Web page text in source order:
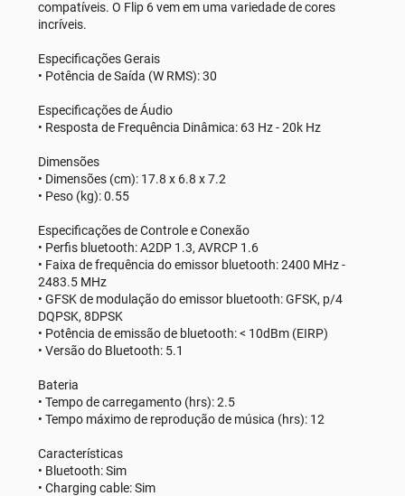
compatíveis. O Flip 6 vem em uma variedade de cores
incríveis.
Especificações Gerais
• Potência de Saída (W RMS): 30
Especificações de Áudio
• Resposta de Frequência Dinâmica: 63 Hz - 20k Hz
Dimensões
• Dimensões (cm): 17.8 x 6.8 x 7.2
• Peso (kg): 0.55
Especificações de Controle e Conexão
• Perfis bluetooth: A2DP 1.3, AVRCP 1.6
• Faixa de frequência do emissor bluetooth: 2400 MHz -
2483.5 MHz
• GFSK de modulação do emissor bluetooth: GFSK, p/4
DQPSK, 8DPSK
• Potência de emissão de bluetooth: < 10dBm (EIRP)
• Versão do Bluetooth: 5.1
Bateria
• Tempo de carregamento (hrs): 2.5
• Tempo máximo de reprodução de música (hrs): 12
Características
• Bluetooth: Sim
• Charging cable: Sim